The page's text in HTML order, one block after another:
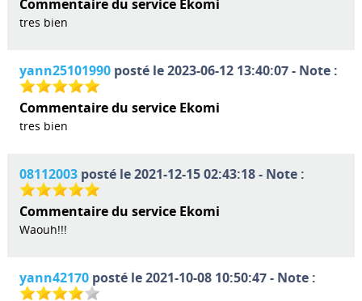
Commentaire du service Ekomi
tres bien
yann25101990posté le 2023-06-12 13:40:07 - Note :
Commentaire du service Ekomi
tres bien
08112003posté le 2021-12-15 02:43:18 - Note :
Commentaire du service Ekomi
Waouh!!!
yann42170posté le 2021-10-08 10:50:47 - Note :